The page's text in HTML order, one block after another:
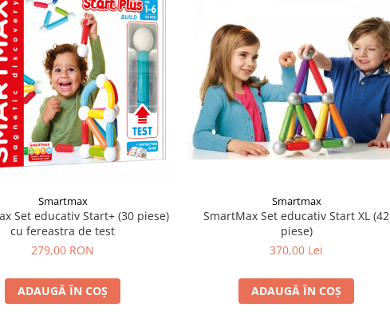
Smartmax
Set educativ Start+ (30 piese)
cu fereastra de test
279,00 RON
ADAUGĂ ÎN COȘ
Smartmax
SmartMax Set educativ Start XL (42
piese)
370,00 Lei
ADAUGĂ ÎN COȘ